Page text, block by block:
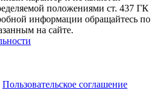
положениями ст. 437 ГК
информации обращайтесь по
на сайте.
Пользовательское соглашение